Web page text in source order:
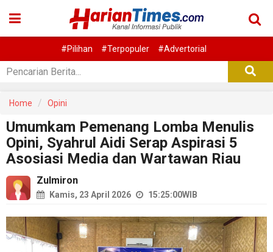
#Pilihan #Terpopuler #Advertorial
Home Opini
Umumkam Pemenang Lomba Menulis
Opini, Syahrul Aidi Serap Aspirasi 5
Asosiasi Media dan Wartawan Riau
Zulmiron
Kamis, 23 April 2026 15:25:00WIB